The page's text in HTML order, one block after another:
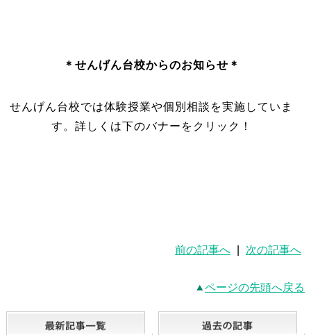
＊ せんげん台校からのお知らせ＊
せんげん台校では体験授業や個別相談を実施していま
す。詳しくは下のバナーをクリック！
前の記事へ 次の記事へ
ページの先頭へ戻る
最新記事一覧